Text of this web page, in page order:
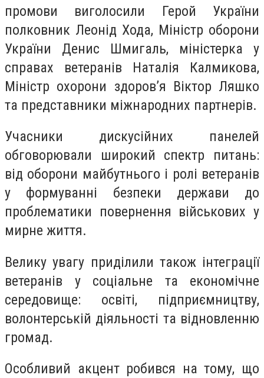
промови виголосили Герой України
полковник Леонід Хода, Міністр оборони
України Денис Шмигаль, міністерка у
справах ветеранів Наталія Калмикова,
Міністр охорони здоров’я Віктор Ляшко
та представники міжнародних партнерів.
Учасники дискусійних панелей
обговорювали широкий спектр питань:
від оборони майбутнього і ролі ветеранів
у формуванні безпеки держави до
проблематики повернення військових у
мирне життя.
Велику увагу приділили також інтеграції
ветеранів у соціальне та економічне
середовище: освіті, підприємництву,
волонтерській діяльності та відновленню
громад.
Особливий акцент робився на тому, що